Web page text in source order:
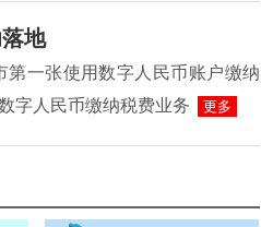
地
一张使用数字人民币账户缴纳
字人民币缴纳税费业务
更多